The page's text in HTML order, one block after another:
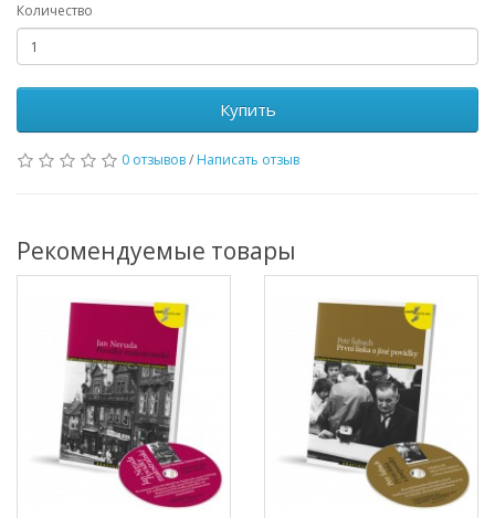
Количество
Купить
0 отзывов/ Написать отзыв
Рекомендуемые товары